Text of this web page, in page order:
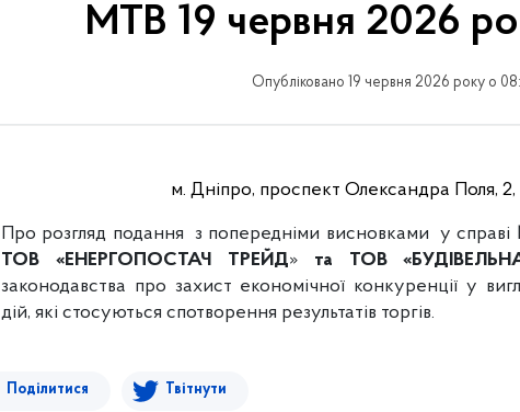
МТВ 19 червня 2026
Опубліковано 19 червня 2026 року о
м. Дніпро, проспект Олександра Поля, 2,
Про розгляд подання з попередніми висновками у
ТОВ «ЕНЕРГОПОСТАЧ ТРЕЙД» та ТОВ
законодавства про захист економічної конкуренції у
дій, які стосуються спотворення результатів торгів.
Поділитися Твітнути